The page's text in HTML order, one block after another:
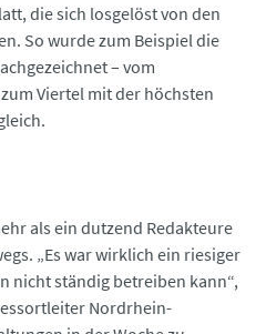
die sich losgelöst von den
So wurde zum Beispiel die
– vom
Viertel mit der höchsten
als ein dutzend Redakteure
„Es war wirklich ein riesiger
nicht ständig betreiben kann“,
Nordrhein-